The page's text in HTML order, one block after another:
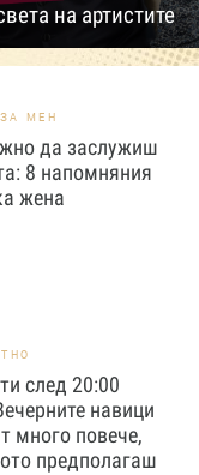
на артистите
МЕН
да заслужиш
8 напомняния
жена
след 20:00
навици
много повече,
предполагаш